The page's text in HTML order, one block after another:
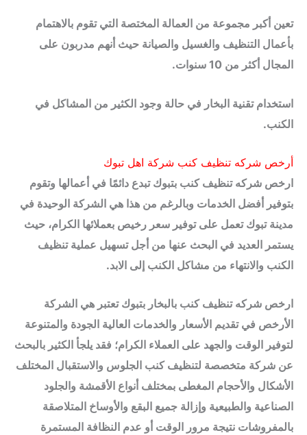
تعين أكبر مجموعة من العمالة المختصة التي تقوم بالاهتمام
بأعمال التنظيف والغسيل والصيانة حيث أنهم مدربون على
المجال أكثر من 10 سنوات.
استخدام تقنية البخار في حالة وجود الكثير من المشاكل في
الكنب.
أرخص شركه تنظيف كنب شركة اهل تبوك
ارخص شركه تنظيف كنب بتبوك تبدع دائمًا في أعمالها وتقوم
بتوفير أفضل الخدمات وبالرغم من هذا هي الشركة الوحيدة في
مدينة تبوك تعمل على توفير سعر رخيص بعملائها الكرام، حيث
يستمر العديد في البحث عنها من أجل تسهيل عملية تنظيف
الكنب والانتهاء من مشاكل الكنب إلى الابد.
ارخص شركه تنظيف كنب بالبخار بتبوك تعتبر هي الشركة
الأرخص في تقديم الأسعار والخدمات العالية الجودة والمتنوعة
لتوفير الوقت والجهد على العملاء الكرام؛ فقد يلجأ الكثير بالبحث
عن شركة متخصصة لتنظيف كنب الجلوس والاستقبال المختلف
الأشكال والأحجام المغطى بمختلف أنواع الأقمشة والجلود
الصناعية والطبيعية وإزالة جميع البقع والأوساخ المتلاصقة
بالمفروشات نتيجة مرور الوقت أو عدم النظافة المستمرة